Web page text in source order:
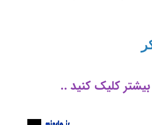
کلیک کنید ..